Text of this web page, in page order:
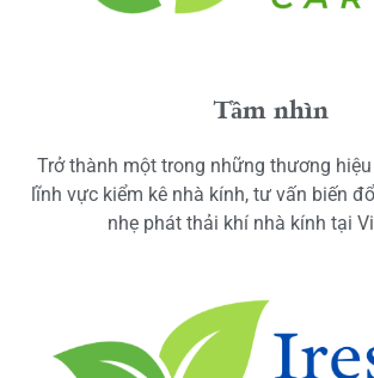
Tầm nhìn
Trở thành một trong những thương
lĩnh vực kiểm kê nhà kính, tư vấn biến
nhẹ phát thải khí nhà kính tại